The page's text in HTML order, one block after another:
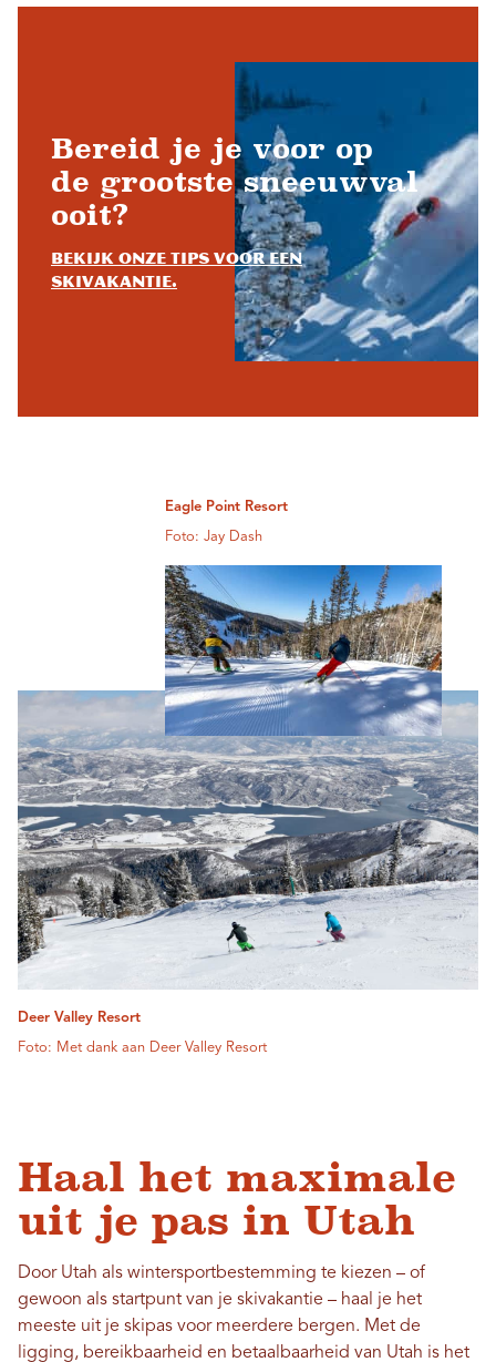
Bereid je je voor op
de grootste sneeuwval
ooit?
Bekijk onze tips voor een
skivakantie.
Eagle Point Resort
Foto: Jay Dash
Deer Valley Resort
Foto: Met dank aan Deer Valley Resort
Haal het maximale
uit je pas in Utah
Door Utah als wintersportbestemming te kiezen – of
gewoon als startpunt van je skivakantie – haal je het
meeste uit je skipas voor meerdere bergen. Met de
ligging, bereikbaarheid en betaalbaarheid van Utah is het